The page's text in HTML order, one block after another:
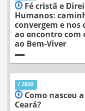
Fé cristã e
Humanos:
convergem e nos
ao encontro com
ao Bem-Viver
/ 2020
Como nasceu a
Ceará?